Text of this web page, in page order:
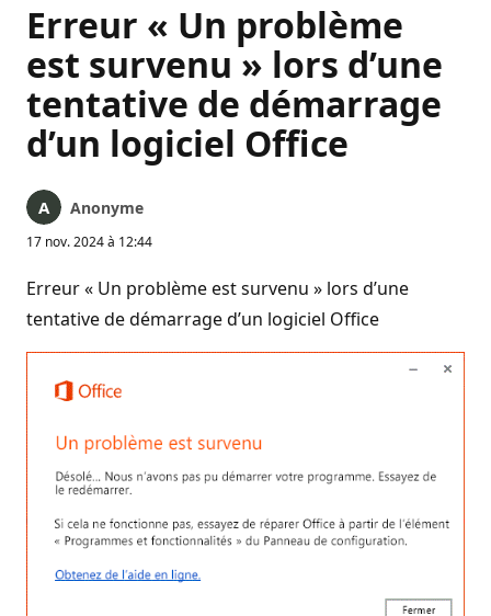
Erreur « Un problème
est survenu » lors d’une
tentative de démarrage
d’un logiciel Office
Anonyme
17 nov. 2024 à 12:44
Erreur « Un problème est survenu » lors d’une
tentative de démarrage d’un logiciel Office